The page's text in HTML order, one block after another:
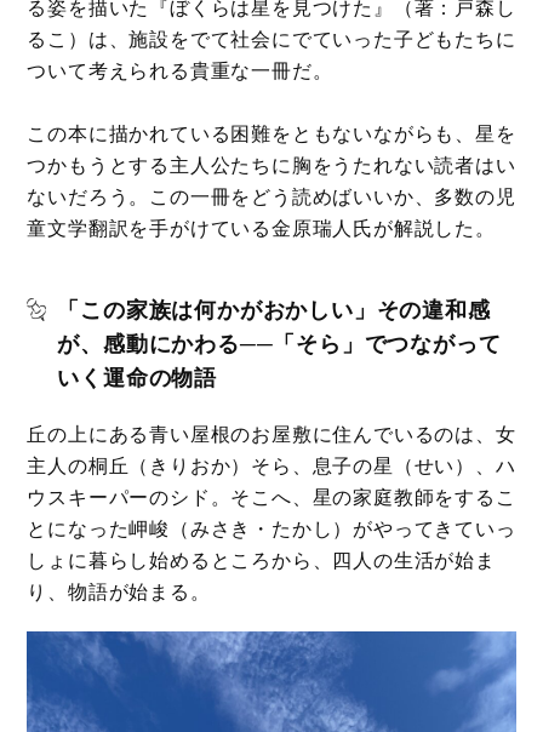
る姿を描いた『ぼくらは星を見つけた』（著：戸森し
るこ）は、施設をでて社会にでていった子どもたちに
ついて考えられる貴重な一冊だ。
この本に描かれている困難をともないながらも、星を
つかもうとする主人公たちに胸をうたれない読者はい
ないだろう。この一冊をどう読めばいいか、多数の児
童文学翻訳を手がけている金原瑞人氏が解説した。
「この家族は何かがおかしい」その違和感
が、感動にかわる──「そら」でつながって
いく運命の物語
丘の上にある青い屋根のお屋敷に住んでいるのは、女
主人の桐丘（きりおか）そら、息子の星（せい）、ハ
ウスキーパーのシド。そこへ、星の家庭教師をするこ
とになった岬峻（みさき・たかし）がやってきていっ
しょに暮らし始めるところから、四人の生活が始ま
り、物語が始まる。